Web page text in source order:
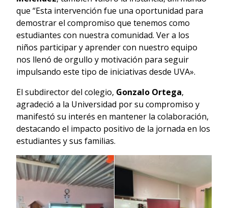
que “Esta intervención fue una oportunidad para
demostrar el compromiso que tenemos como
estudiantes con nuestra comunidad. Ver a los
niños participar y aprender con nuestro equipo
nos llenó de orgullo y motivación para seguir
impulsando este tipo de iniciativas desde UVA».
El subdirector del colegio, Gonzalo Ortega,
agradeció a la Universidad por su compromiso y
manifestó su interés en mantener la colaboración,
destacando el impacto positivo de la jornada en los
estudiantes y sus familias.